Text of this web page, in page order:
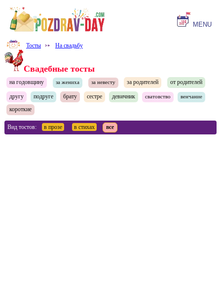
MENU
Тосты ⤐ На свадьбу
Свадебные тосты
на годовщину за жениха за невесту за родителей от родителей
другу подруге брату сестре девичник сватовство венчание
короткие
Вид тостов: в прозе в стихах все